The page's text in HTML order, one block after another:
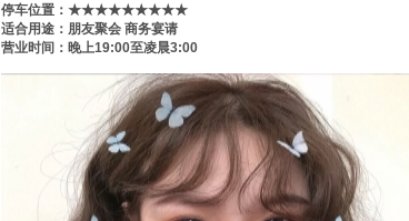
停车位置：★★★★★★★★★
适合用途：朋友聚会 商务宴请
营业时间：晚上19:00至凌晨3:00